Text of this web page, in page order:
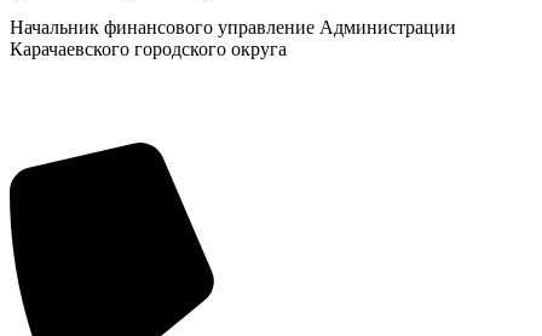
Начальник финансового управление Администрации
Карачаевского городского округа